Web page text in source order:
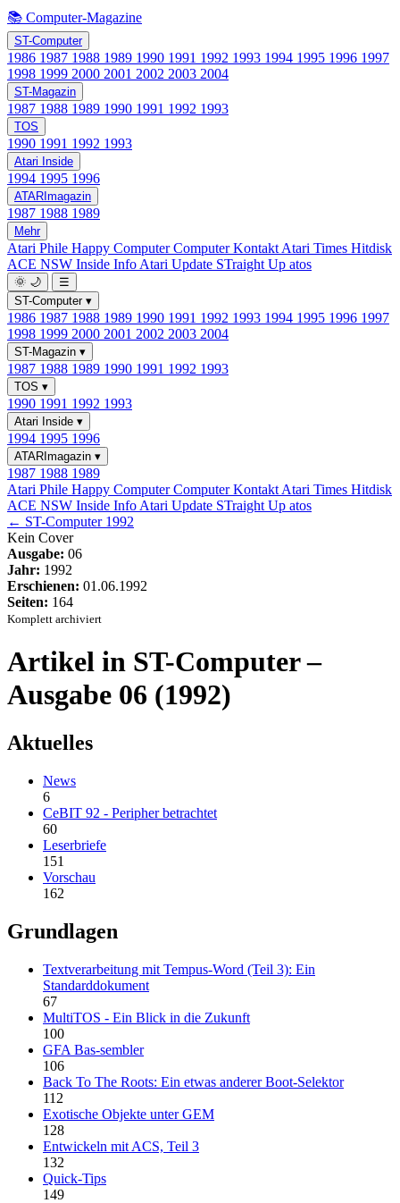
📚 Computer-Magazine
ST-Computer
1986 1987 1988 1989 1990 1991 1992 1993 1994 1995 1996 1997
1998 1999 2000 2001 2002 2003 2004
ST-Magazin
1987 1988 1989 1990 1991 1992 1993
TOS
1990 1991 1992 1993
Atari Inside
1994 1995 1996
ATARImagazin
1987 1988 1989
Mehr
Atari Phile Happy ComputerComputer Kontakt Atari Times Hitdisk
ACE NSW Inside Info Atari Update STraight Up atos
🌞 🌙
☰
ST-Computer ▾
1986 1987 1988 1989 1990 1991 1992 1993 1994 1995 1996 1997
1998 1999 2000 2001 2002 2003 2004
ST-Magazin ▾
1987 1988 1989 1990 1991 1992 1993
TOS ▾
1990 1991 1992 1993
Atari Inside ▾
1994 1995 1996
ATARImagazin ▾
1987 1988 1989
Atari Phile Happy ComputerComputer Kontakt Atari Times Hitdisk
ACE NSW Inside Info Atari Update STraight Up atos
← ST-Computer 1992
Kein Cover
Ausgabe: 06
Jahr: 1992
Erschienen: 01.06.1992
Seiten: 164
Komplett archiviert
Artikel in ST-Computer –
Ausgabe 06 (1992)
Aktuelles
News
6
CeBIT 92 - Peripher betrachtet
60
Leserbriefe
151
Vorschau
162
Grundlagen
Textverarbeitung mit Tempus-Word (Teil 3): Ein
Standarddokument
67
MultiTOS - Ein Blick in die Zukunft
100
GFA Bas-sembler
106
Back To The Roots: Ein etwas anderer Boot-Selektor
112
Exotische Objekte unter GEM
128
Entwickeln mit ACS, Teil 3
132
Quick-Tips
149